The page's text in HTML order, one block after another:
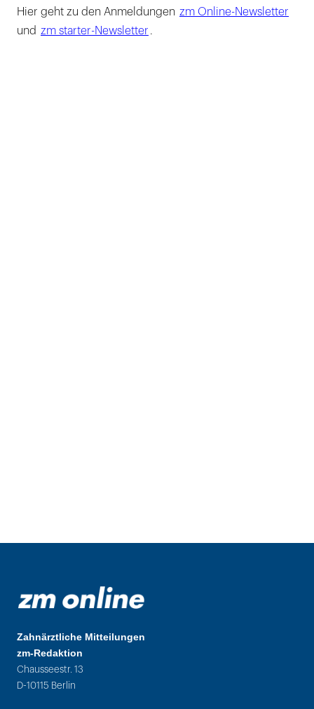
Hier geht zu den Anmeldungen zm Online-Newsletter
und zm starter-Newsletter .
Zahnärztliche Mitteilungen
zm-Redaktion
Chausseestr. 13
D-10115 Berlin